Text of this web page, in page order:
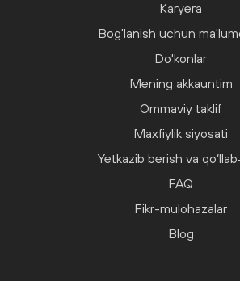
Karyera
Bog'lanish uchun
Do'konlar
Mening akkauntim
Ommaviy taklif
Maxfiylik siyosati
Yetkazib berish va
FAQ
Fikr-mulohazalar
Blog